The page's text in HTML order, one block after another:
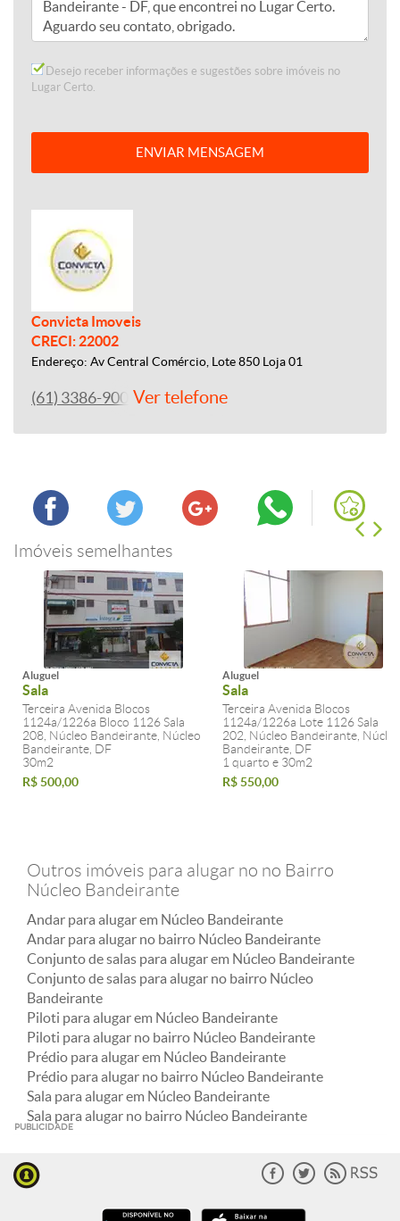
Desejo receber informações e sugestões sobre imóveis no
Lugar Certo.
ENVIAR MENSAGEM
Convicta Imoveis
CRECI: 22002
Endereço: Av Central Comércio, Lote 850 Loja 01
(61) 3386-9000Ver telefone
Imóveis semelhantes
Aluguel
Sala
Terceira Avenida Blocos
1124a/1226a Bloco 1126 Sala
208, Núcleo Bandeirante, Núcleo
Bandeirante, DF
30m2
R$ 500,00
Aluguel
Sala
Terceira Avenida Blocos
1124a/1226a Lote 1126 Sala
202, Núcleo Bandeirante, Núcleo
Bandeirante, DF
1 quarto e 30m2
R$ 550,00
Outros imóveis para alugar no no Bairro
Núcleo Bandeirante
Andar para alugar em Núcleo Bandeirante
Andar para alugar no bairro Núcleo Bandeirante
Conjunto de salas para alugar em Núcleo Bandeirante
Conjunto de salas para alugar no bairro Núcleo
Bandeirante
Piloti para alugar em Núcleo Bandeirante
Piloti para alugar no bairro Núcleo Bandeirante
Prédio para alugar em Núcleo Bandeirante
Prédio para alugar no bairro Núcleo Bandeirante
Sala para alugar em Núcleo Bandeirante
Sala para alugar no bairro Núcleo Bandeirante
PUBLICIDADE